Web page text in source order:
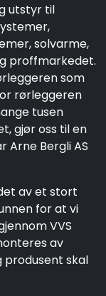
utstyr til
solvarme,
proffmarkedet.
som
rørleggeren
tusen
gjør oss til en
Arne Bergli AS
av et stort
for at vi
VVS
av
produsent skal